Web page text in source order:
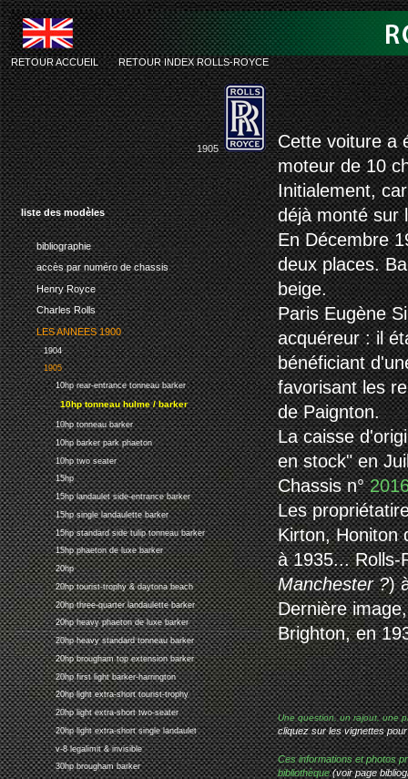
liste des modèles
bibliographie
accès par numéro de chassis
Henry Royce
Charles Rolls
LES ANNEES 1900
1904
1905
10hp rear-entrance tonneau barker
10hp tonneau hulme / barker
10hp tonneau barker
10hp barker park phaeton
10hp two seater
15hp
15hp landaulet side-entrance barker
15hp single landaulette barker
15hp standard side tulip tonneau barker
15hp phaeton de luxe barker
20hp
20hp tourist-trophy & daytona beach
20hp three-quarter landaulette barker
20hp heavy phaeton de luxe barker
20hp heavy standard tonneau barker
20hp brougham top extension barker
20hp first light barker-harrington
20hp light extra-short tourist-trophy
20hp light extra-short two-seater
20hp light extra-short single landaulet
v-8 legalimit & invisible
30hp brougham barker
rolls-
RETOUR ACCUEIL-RETOUR INDEX ROLLS-ROYCE
1905
Cette voiture a
moteur de 10
Initialement,
déjà monté sur
En Décembre
deux places.
beige.
Paris Eugène
acquéreur : il
bénéficiant
favorisant les
de Paignton.
La caisse
en stock" en
Chassis n°
Les
Kirton, Honiton
à 1935... Rolls-
Manchester ?)
Dernière
Brighton, en
Une question, un rajout, une
cliquez sur les vignettes
Ces informations et photos
bibliothèque(voir page